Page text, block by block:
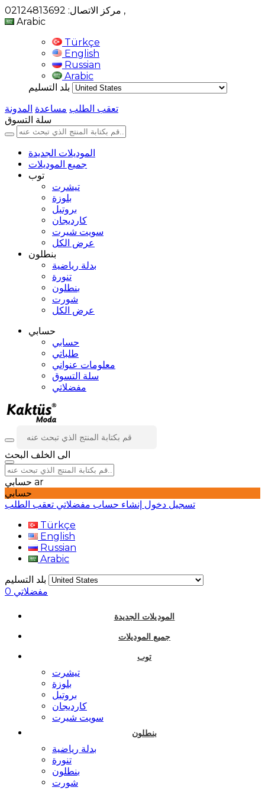
,
Arabic
Türkçe
English
Russian
Arabic
بلد التسليم
تعقب الطلب مساعدة المدونة
سلة التسوق
الموديلات الجديدة
جميع الموديلات
توب
تيشرت
بلوزة
بروتيل
كارديجان
سويت شيرت
عرض الكل
بنطلون
بدلة رياضية
تنورة
بنطلون
شورت
عرض الكل
حسابي
حسابي
طلباتي
معلومات عنواني
سلة التسوق
مفضلاتي
الى الخلف البحث
ar
حسابي
تسجيل دخول إنشاء حساب مفضلاتي تعقب الطلب
Türkçe
English
Russian
Arabic
بلد التسليم
مفضلاتي 0
الموديلات الجديدة
جميع الموديلات
توب
تيشرت
بلوزة
بروتيل
كارديجان
سويت شيرت
بنطلون
بدلة رياضية
تنورة
بنطلون
شورت